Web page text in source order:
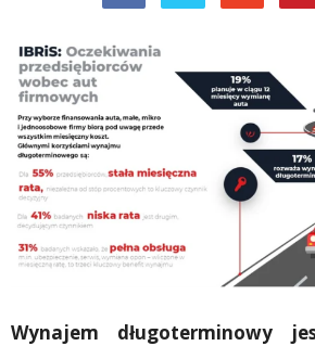
Wynajem długoterminowy